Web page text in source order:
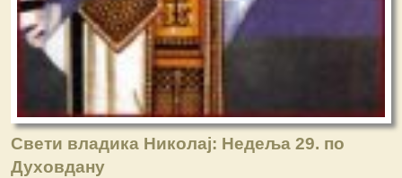
Свети владика Николај: Недеља 29. по
Духовдану